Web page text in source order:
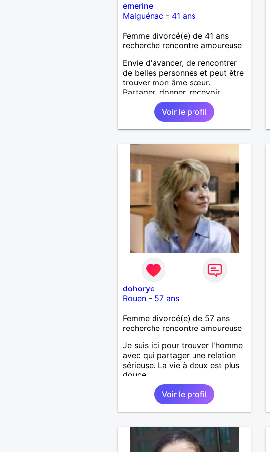
emerine
Malguénac - 41 ans
Femme divorcé(e) de 41 ans
recherche rencontre amoureuse
Envie d'avancer, de rencontrer
de belles personnes et peut être
trouver mon âme sœur.
Partager, donner, recevoir.
Apprendre à se connaître et voir
ce que l’avenir nous réserve !
Voir le profil
dohorye
Rouen- 57 ans
Femme divorcé(e) de 57 ans
recherche rencontre amoureuse
Je suis ici pour trouver l'homme
avec qui partager une relation
sérieuse. La vie à deux est plus
douce.
Voir le profil